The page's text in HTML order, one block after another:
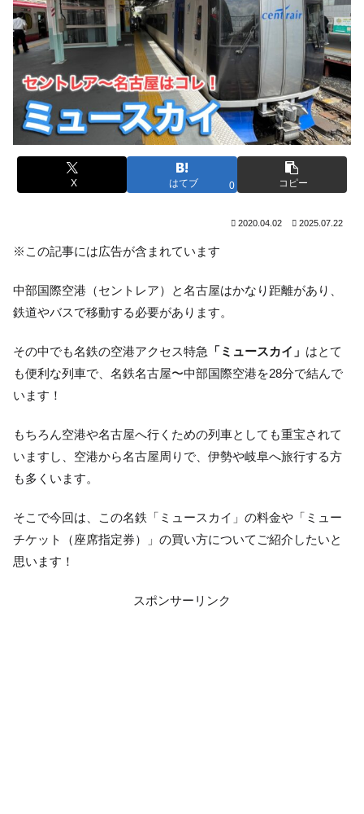
X はてブ 0 コピー
2020.04.02 2025.07.22
※この記事には広告が含まれています
中部国際空港（セントレア）と名古屋はかなり距離があり、
鉄道やバスで移動する必要があります。
その中でも名鉄の空港アクセス特急 「ミュースカイ」 はとて
も便利な列車で、名鉄名古屋〜中部国際空港を28分で結んで
います！
もちろん空港や名古屋へ行くための列車としても重宝されて
いますし、空港から名古屋周りで、伊勢や岐阜へ旅行する方
も多くいます。
そこで今回は、この名鉄「ミュースカイ」の料金や「ミュー
チケット（座席指定券）」の買い方についてご紹介したいと
思います！
スポンサーリンク